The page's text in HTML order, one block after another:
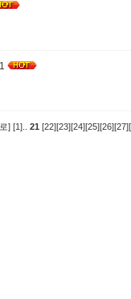
] [1] 21 [22][23][24][25][26][27]